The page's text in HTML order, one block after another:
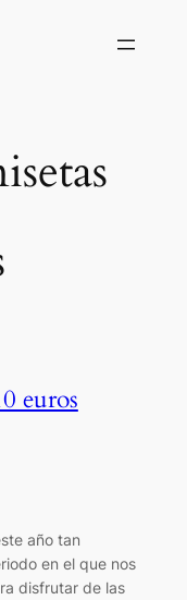
euros
año tan
en el que nos
disfrutar de las